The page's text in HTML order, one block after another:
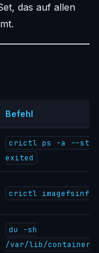
das auf allen
Befehl
crictl ps -a --
exited
crictl imagefsinfo
du -sh
/var/lib/